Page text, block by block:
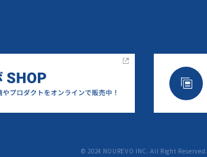
©︎ 2024 NOUREVO INC. All Right Reserved.